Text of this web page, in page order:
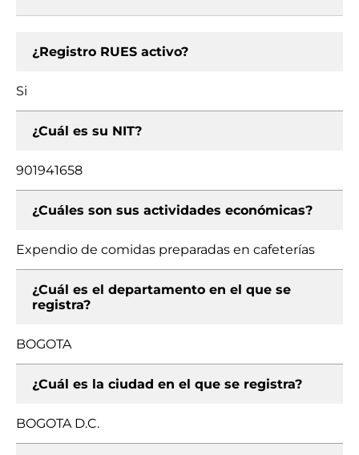
¿Registro RUES activo?
Si
¿Cuál es su NIT?
901941658
¿Cuáles son sus actividades económicas?
Expendio de comidas preparadas en cafeterías
¿Cuál es el departamento en el que se
registra?
BOGOTA
¿Cuál es la ciudad en el que se registra?
BOGOTA D.C.